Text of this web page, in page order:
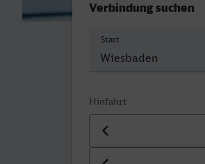
Verbindung suchen
Start
Hinfahrt
Datum der Hinfahrt
Uhrzeit der Hinfahrt